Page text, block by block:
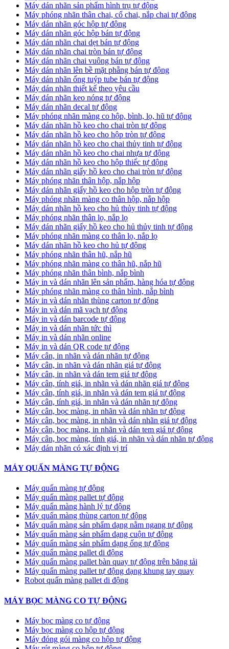
​Máy dán nhãn sản phẩm hình trụ tự động
Máy phóng nhãn thân chai, cổ chai, nắp chai tự động
​Máy dán nhãn góc hộp tự động
Máy dán nhãn góc hộp bán tự động
​Máy dán nhãn chai dẹt bán tự động
Máy dán nhãn chai tròn bán tự động
Máy dán nhãn chai vuông bán tự động
Máy dán nhãn lên bề mặt phẵng bán tự động
​Máy dán nhãn ống tuýp tube bán tự động
Máy dán nhãn thiết kế theo yêu cầu
​Máy dán nhãn keo nóng tự động
Máy dán nhãn decal tự động
Máy phóng nhãn màng co hộp, bình, lọ, hũ tự động
Máy dán nhãn hồ keo cho chai tròn tự động
Máy dán nhãn hồ keo cho hộp tròn tự động
Máy dán nhãn hồ keo cho chai thủy tinh tự động
Máy dán nhãn hồ keo cho chai nhựa tự động
Máy dán nhãn hồ keo cho hộp thiếc tự động
Máy dán nhãn giấy hồ keo cho chai tròn tự động
Máy phóng nhãn thân hộp, nắp hộp
Máy dán nhãn giấy hồ keo cho hộp tròn tự động
Máy phóng nhãn màng co thân hộp, nắp hộp
Máy dán nhãn hồ keo cho hủ thủy tinh tự động
Máy phóng nhãn thân lọ, nắp lọ
Máy dán nhãn giấy hồ keo cho hủ thủy tinh tự động
Máy phóng nhãn màng co thân lọ, nắp lọ
Máy dán nhãn hồ keo cho hủ tự động
Máy phóng nhãn thân hũ, nắp hũ
Máy phóng nhãn màng co thân hũ, nắp hũ
Máy phóng nhãn thân bình, nắp bình
Máy in và dán nhãn lên sản phẩm, hàng hóa tự động
Máy phóng nhãn màng co thân bình, nắp bình
Máy in và dán nhãn thùng carton tự động
Máy in và dán mã vạch tự động
Máy in và dán barcode tự động
Máy in và dán nhãn tức thì
Máy in và dán nhãn online
Máy in và dán QR code tự động
Máy cân, in nhãn và dán nhãn tự động
Máy cân, in nhãn và dán nhãn giá tự động
Máy cân, in nhãn và dán tem giá tự động
Máy cân, tính giá, in nhãn và dán nhãn giá tự động
Máy cân, tính giá, in nhãn và dán tem giá tự động
Máy cân, tính giá, in nhãn và dán nhãn tự động
Máy cân, bọc màng, in nhãn và dán nhãn tự động
Máy cân, bọc màng, in nhãn và dán nhãn giá tự động
Máy cân, bọc màng, in nhãn và dán tem giá tự động
Máy cân, bọc màng, tính giá, in nhãn và dán nhãn tự động
Máy dán nhãn có xác định vị trí
MÁY QUẤN MÀNG TỰ ĐỘNG
Máy quấn màng tự động
​Máy quấn màng pallet tự động
Máy quấn màng hành lý tự động
Máy quấn màng thùng carton tự động
Máy quấn màng sản phẩm dạng nằm ngang tự động
Máy quấn màng sản phẩm dạng cuộn tự động
Máy quấn màng sản phẩm dạng ống tự động
Máy quấn màng pallet di động
Máy quấn màng pallet bàn quay tự động trên băng tải
Máy quấn màng pallet tự động dạng khung tay quay
Robot quấn màng pallet di động
MÁY BỌC MÀNG CO TỰ ĐỘNG
Máy bọc màng co tự động
Máy bọc màng co hộp tự động
Máy đóng gói màng co hộp tự động